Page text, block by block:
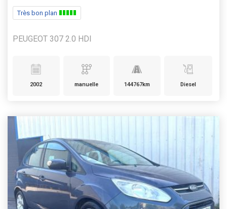
Très bon plan
PEUGEOT 307 2.0 HDI
2002 manuelle 144767km Diesel